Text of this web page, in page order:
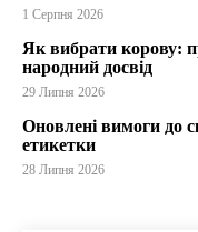
1 Серпня 2026
Як вибрати корову:
народний досвід
29 Липня 2026
Оновлені вимоги до
етикетки
28 Липня 2026